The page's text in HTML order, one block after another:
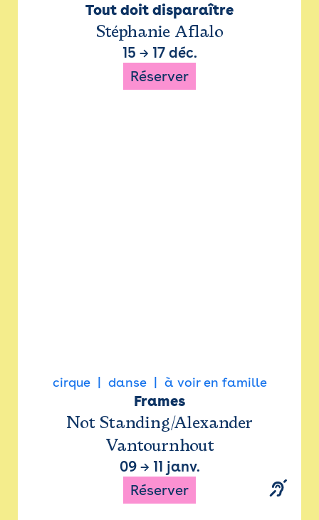
Tout doit disparaître
Stéphanie Aflalo
15 → 17 déc.
Réserver
cirque danse à voir en famille
Frames
Not Standing/Alexander
Vantournhout
09→ 11 janv.
Réserver